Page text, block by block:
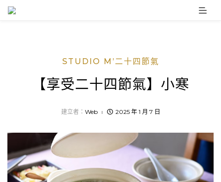
Skip
STUDIO M’二十四節氣
【享受二十四節氣】小寒
建立者： Web 2025 年 1 月 7 日